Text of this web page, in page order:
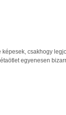
képesek, csakhogy
egyenesen